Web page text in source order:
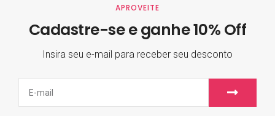
APROVEITE
Cadastre-se e ganhe 10% Off
Insira seu e-mail para receber seu desconto